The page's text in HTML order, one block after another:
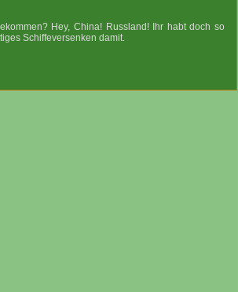
Hey, China! Russland! Ihr habt doch so
Schiffeversenken damit.